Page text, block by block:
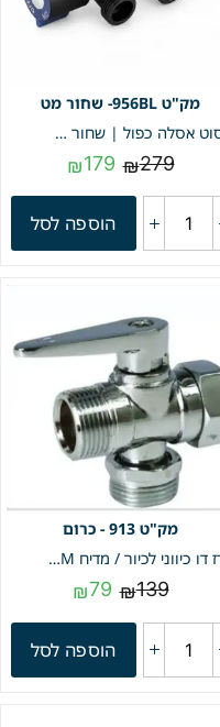
956BL- שחור מט
מסוט אסלה כפול | שחור מט | מק"ט | 956BL
₪279
₪179
הוספה לסל
913 - כרום
ברז דו כיווני לכיור / מדיח ZM | כרום | מק"ט 913
₪139
₪79
הוספה לסל